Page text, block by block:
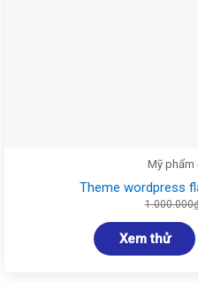
Mỹ phẩm
Theme wordpress
1.000.000
Xem thử